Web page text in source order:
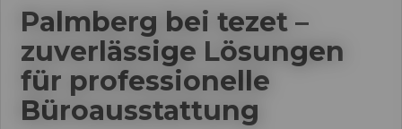
Palmberg bei tezet –
zuverlässige Lösungen
für professionelle
Büroausstattung